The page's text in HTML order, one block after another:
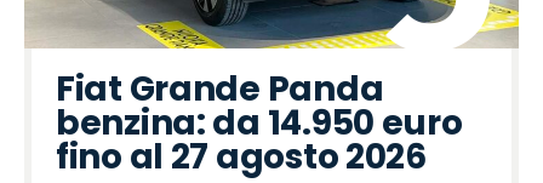
Fiat Grande Panda
benzina: da 14.950 euro
fino al 27 agosto 2026